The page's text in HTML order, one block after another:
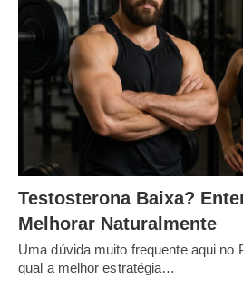
Testosterona Baixa?
Melhorar Naturalmente
Uma dúvida muito frequente aqui no
qual a melhor estratégia…